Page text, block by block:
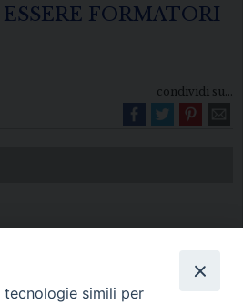
FORMATORI
condividi su...
simili per